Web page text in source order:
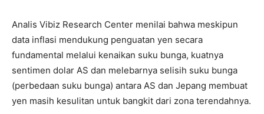
Analis Vibiz Research Center menilai bahwa meskipun
data inflasi mendukung penguatan yen secara
fundamental melalui kenaikan suku bunga, kuatnya
sentimen dolar AS dan melebarnya selisih suku bunga
(perbedaan suku bunga) antara AS dan Jepang membuat
yen masih kesulitan untuk bangkit dari zona terendahnya.